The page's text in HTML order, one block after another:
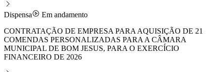
Dispensa
Em andamento
CONTRATAÇÃO DE EMPRESA PARA AQUISIÇÃO DE 21
COMENDAS PERSONALIZADAS PARA A CÂMARA
MUNICIPAL DE BOM JESUS, PARA O EXERCÍCIO
FINANCEIRO DE 2026